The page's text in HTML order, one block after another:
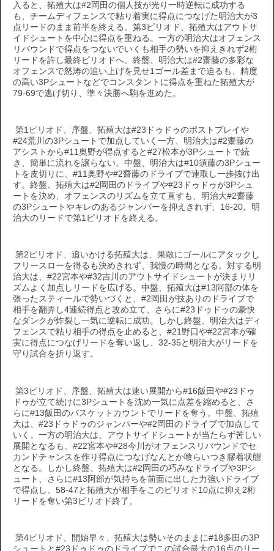
入ると、拓殖大は#2岡田の個人技が光り一時逆転に成功する
も、チームディフェンスで粘り着実に得点につなげた明治大が3
点リードのまま前半を終える。第3ピリオド、拓殖大はアウトサ
イドシュートを中心に得点を重ねる。一方の明治大はオフェンス
リバウンドで得点をつないでいくも相手の勢いを抑えきれず2桁
リードを許し最終ピリオドへ。終盤、明治大は#2齋藤の多彩な
オフェンスで怒涛の追い上げを見せ1ゴール差まで迫るも、精度
の高い3Pシュートなどでコンスタントに得点を重ねた拓殖大が
79-69で逃げ切り、準々決勝へ駒を進めた。
第1ピリオド、序盤、拓殖大は#23ドゥドゥのポストプレイや
#24荒川の3Pシュートで加点していく一方、明治大は#2齋藤の
アシストから#11奥野が得点すると#27松本が3Pシュートで続
き、簡単に流れを譲らない。中盤、明治大は#10須藤の3Pシュー
トを皮切りに、#11奥野や#2齋藤のドライブで連取し一歩抜け出
す。終盤、拓殖大は#2岡田のドライブや#23ドゥドゥが3Pシュ
ートを決め、オフェンスのリズムを立て直すも、明治大#2齋藤
の3Pシュートやキレのあるジャンパーを抑えきれず、16-20。明
治大のリードで第1ピリオドを終える。
第2ピリオド、追いかける拓殖大は、果敢にゴールにアタックし
フリースローを得るも決めきれず、我慢の時間となる。対する明
治大は、#22宮本や#32吉川のアウトサイドシュートが決まりリ
ズムよく加点しリードを広げる。中盤、拓殖大は#13阿部の体を
張ったスティールで勢いづくと、#2岡田が技ありのドライブで
相手を翻弄し4連続得点と攻め立て、さらに#23ドゥドゥの豪快
なダンクが炸裂し一気に逆転に成功。しかし終盤、明治大はディ
フェンスで粘り相手の得点を止めると、#21野口や#22宮本が確
実に得点につなげリードを奪い返し、32-35と明治大がリードを
守り試合を折り返す。
第3ピリオド、序盤、拓殖大は速い展開から#16飯田や#23ドゥ
ドゥが立て続けに3Pシュートを沈め一気に点差を縮めると、さ
らに#13飯田のバスケットカウントでリードを奪う。中盤、拓殖
大は、#23ドゥドゥのジャンパーや#2岡田のドライブで加点して
いく。一方の明治大は、アウトサイドシュートが当たらず苦しい
展開となるも、#22宮本や#28今川がオフェンスリバウンドでセ
カンドチャンスを作り得点につなげなんとか喰らいつき膠着状態
となる。しかし終盤、拓殖大は#2岡田の巧みなドライブや3Pシ
ュート、さらに#13阿部が気持ちを前面に出した力強いドライブ
で得点し、58-47と拓殖大が相手をこのピリオド10点に抑え2桁
リードを奪い第3ピリオド終了。
第4ピリオド、開始早々、拓殖大は勢いそのままに#18多田の3P
シュートと#23ドゥドゥのドライブでこの試合最大の16点のリー